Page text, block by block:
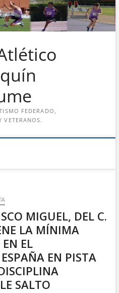
FEDERADO,
VETERANOS.
MIGUEL, DEL C.
LA MÍNIMA
EL
EN PISTA
SALTO